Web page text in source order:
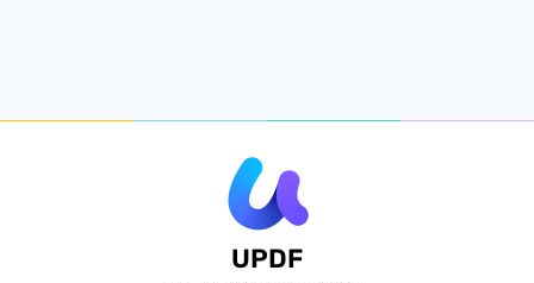
UPDF